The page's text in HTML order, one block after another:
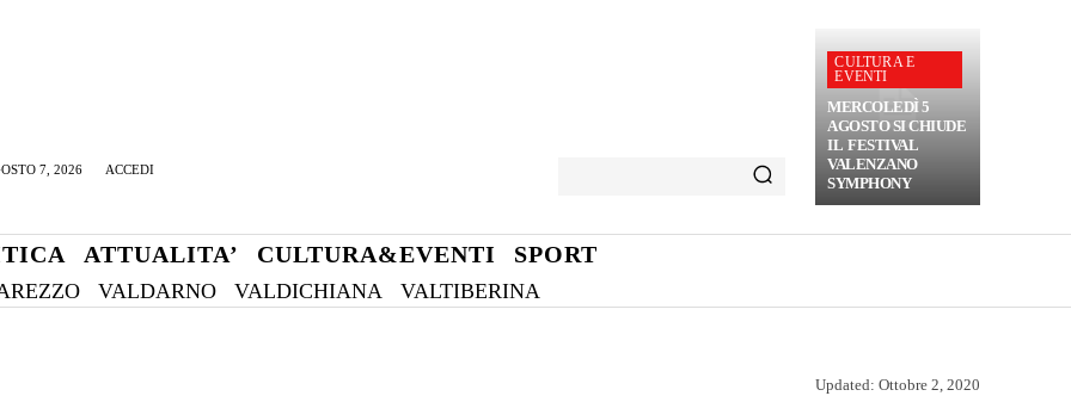
7, 2026 ACCEDI
CULTURA E
EVENTI
MERCOLEDÌ 5
AGOSTO SI CHIUDE
IL FESTIVAL
VALENZANO
SYMPHONY
ATTUALITA’ CULTURA&EVENTI SPORT
VALDARNO VALDICHIANA VALTIBERINA
Updated: Ottobre 2, 2020